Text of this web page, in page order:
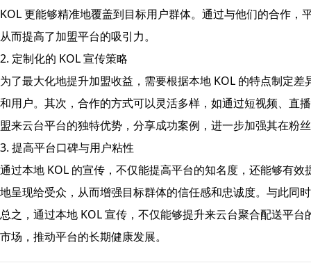
KOL 更能够精准地覆盖到目标用户群体。通过与他们的合作
从而提高了加盟平台的吸引力。
2. 定制化的 KOL 宣传策略
为了最大化地提升加盟收益，需要根据本地 KOL 的特点制定
和用户。其次，合作的方式可以灵活多样，如通过短视频、直
盟来云台平台的独特优势，分享成功案例，进一步加强其在粉
3. 提高平台口碑与用户粘性
通过本地 KOL 的宣传，不仅能提高平台的知名度，还能够有
地呈现给受众，从而增强目标群体的信任感和忠诚度。与此同
总之，通过本地 KOL 宣传，不仅能够提升来云台聚合配送平
市场，推动平台的长期健康发展。